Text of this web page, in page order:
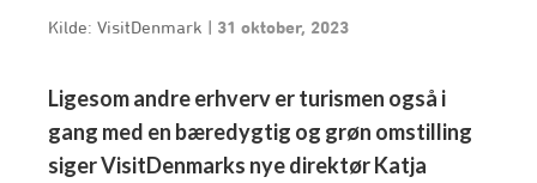
Kilde: VisitDenmark | 31 oktober, 2023
Ligesom andre erhverv er turismen også i
gang med en bæredygtig og grøn omstilling
siger VisitDenmarks nye direktør Katja